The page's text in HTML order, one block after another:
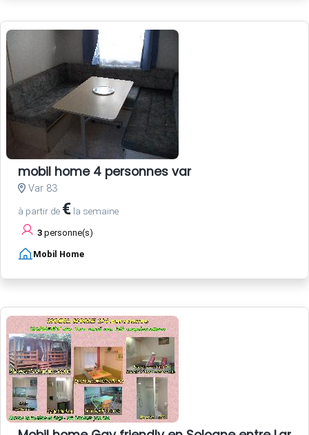
mobil home 4 personnes var
Var 83
à partir de € la semaine
3 personne(s)
Mobil Home